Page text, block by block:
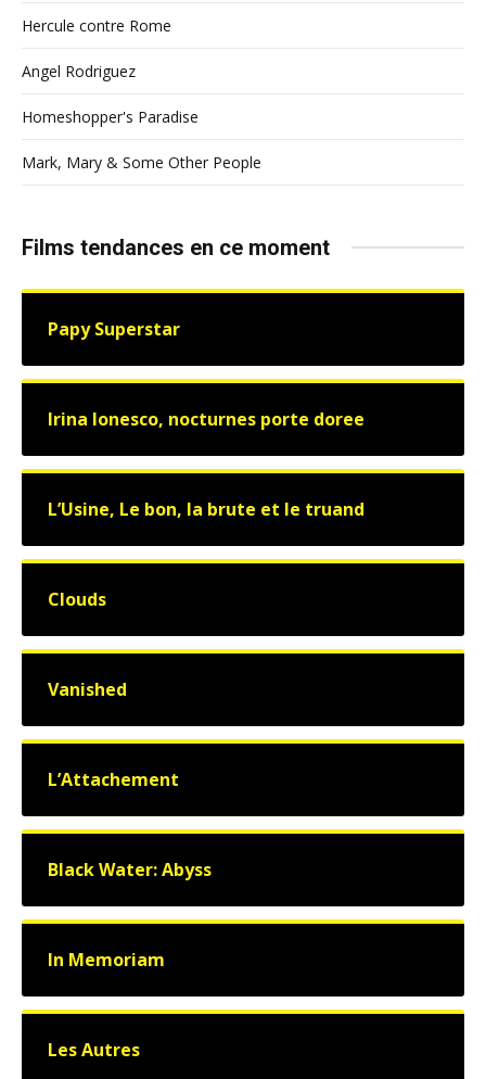
Hercule contre Rome
Angel Rodriguez
Homeshopper's Paradise
Mark, Mary & Some Other People
Films tendances en ce moment
Papy Superstar
Irina Ionesco, nocturnes porte doree
L’Usine, Le bon, la brute et le truand
Clouds
Vanished
L’Attachement
Black Water: Abyss
In Memoriam
Les Autres